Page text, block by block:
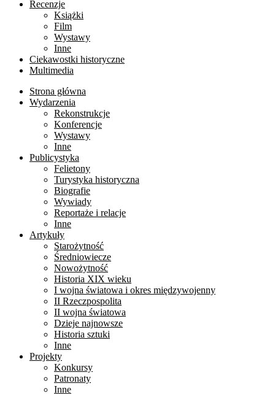
Recenzje
Książki
Film
Wystawy
Inne
Ciekawostki historyczne
Multimedia
Strona główna
Wydarzenia
Rekonstrukcje
Konferencje
Wystawy
Inne
Publicystyka
Felietony
Turystyka historyczna
Biografie
Wywiady
Reportaże i relacje
Inne
Artykuły
Starożytność
Średniowiecze
Nowożytność
Historia XIX wieku
I wojna światowa i okres międzywojenny
II Rzeczpospolita
II wojna światowa
Dzieje najnowsze
Historia sztuki
Inne
Projekty
Konkursy
Patronaty
Inne